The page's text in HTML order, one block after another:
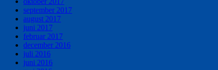
september 2017
august 2017
juni 2017
februar 2017
december 2016
juli 2016
juni 2016